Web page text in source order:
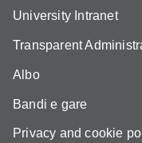
University Intranet
Transparent
Albo
Bandi e gare
Privacy and cookie